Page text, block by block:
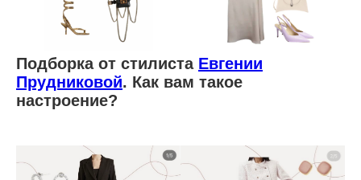
Подборка от стилиста Евгении
Прудниковой. Как вам такое
настроение?